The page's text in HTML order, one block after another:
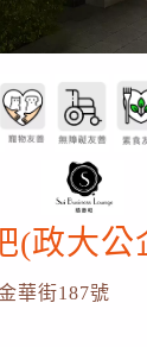
(政大公
華街187號